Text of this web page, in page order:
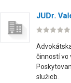
JUDr.
činností vo
služieb.